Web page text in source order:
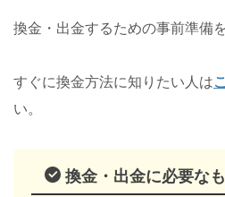
換金・出金するための事前準備
すぐに換金方法に知りたい人は
い。
換金・出金に必要な